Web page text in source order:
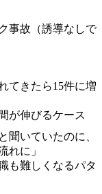
事故（誘導なしで
てきたら15件に増
が伸びるケース
聞いていたのに、
れに」
も難しくなるパタ